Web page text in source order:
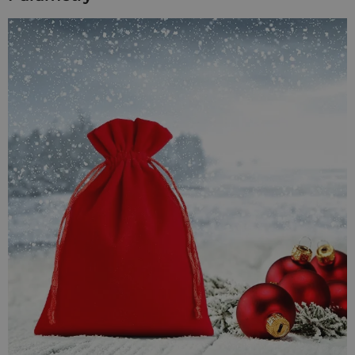
cm to oprawa dla prezentów, które mają wyrażać gorące
uczucia lub zapadać w pamięć. Aksamitna tkanina dodaje im
luksusowego charakteru, a intensywna barwa sprawia, że
idealnie sprawdzą się jako opakowanie na upominki
walentynkowe, rocznicowe czy świąteczne.
Idealna oprawa na wyjątkowe okazje
Ten format i kolor zostały stworzone do celebracji
najważniejszych chwil. To doskonałe
które sprawdzą się idealnie podczas:
Walentynek:Zapakuj w nie bieliznę, perfumy lub
biżuterię, aby stworzyć prawdziwie romantyczny nastrój.
Rocznic:
Podkreśl wyjątkowość Waszego święta,
wybierając opakowanie w kolorze miłości.
Świąt Bożego Narodzenia:
Głęboka czerwień to
kwintesencja świątecznej atmosfery. Woreczek będzie
piękną ozdobą pod choinką.
Oświadczyn:
Użyj go jako dodatkowej, tajemniczej
oprawy dla pudełeczka z pierścionkiem.